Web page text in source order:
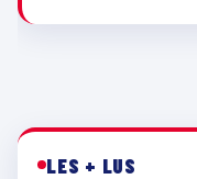
LES + LUS